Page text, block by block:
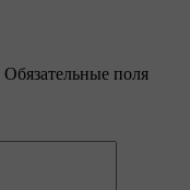
Обязательные поля